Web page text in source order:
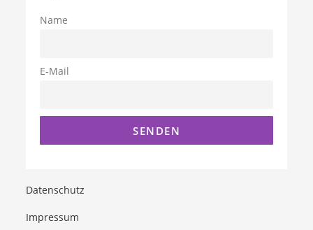
Name
E-Mail
Datenschutz
Impressum